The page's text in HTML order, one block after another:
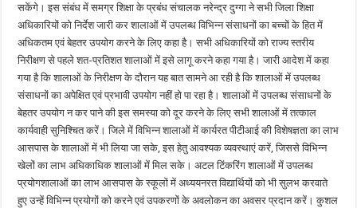
सकेंगे। इस संबंध में समग्र शिक्षा के प्रबंध संचालक नरेन्द्र दुग्गा ने सभी जिला शिक्षा
अधिकारियों को निर्देश जारी कर शालाओं में उपलब्ध विभिन्न संसाधनों का बच्चों के हित में
अधिकतम एवं बेहतर उपयोग करने के लिए कहा है। सभी अधिकारियों को राज्य स्तरीय
निरीक्षण से पहले शत-प्रतिशत शालाओं में इसे लागू करने कहा गया है। जारी आदेश में कहा
गया है कि शालाओं के निरीक्षण के दौरान यह बात सामने आ रही है कि शालाओं में उपलब्ध
संसाधनों का अपेक्षित एवं प्रभावी उपयोग नहीं हो पा रहा है। शालाओं में उपलब्ध संसाधनों के
बेहतर उपयोग न कर पाने की इस समस्या को दूर करने के लिए सभी शालाओं में तत्काल
कार्यवाही सुनिश्चित करें। जिले में विभिन्न शालाओं में कार्यरत पीटीआई की विशेषज्ञता का लाभ
आसपास के शालाओं में भी लिया जा सके, इस हेतु आवश्यक व्यवस्थाएं करें, जिससे विभिन्न
खेलों का लाभ अधिकाधिक शालाओं में मिल सके। अटल टिंकरिंग शालाओं में उपलब्ध
प्रयोगशालाओं का लाभ आसपास के स्कूलों में अध्ययनरत विद्यार्थियों को भी सुलभ करवाते
हुए उन्हें विभिन्न प्रयोगों को करने एवं उपकरणों के अवलोकन का अवसर प्रदान करें। कुशल